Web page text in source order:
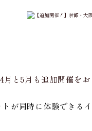
と5月も追加開催を
が同時に体験できる